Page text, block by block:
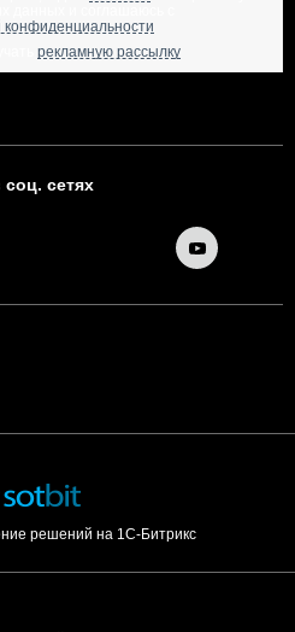
конфиденциальности
рекламную рассылку
сетях
решений на 1С-Битрикс